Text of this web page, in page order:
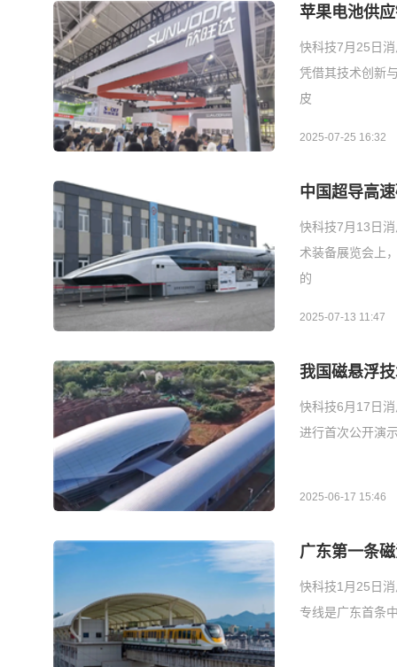
苹果电池供
快科技7月25日
凭借其技术创新
皮
2025-07-25 16:32
中国超导高
快科技7月13日
术装备展览会上
的
2025-07-13 11:47
我国磁悬浮
快科技6月17日
进行首次公开演
2025-06-17 15:46
广东第一条
快科技1月25日
专线是广东首条